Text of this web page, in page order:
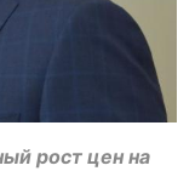
рост цен на